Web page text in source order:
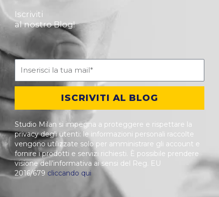
Iscriviti
al nostro Blog!
ISCRIVITI AL BLOG
Studio Milan si impegna a proteggere e rispettare la
privacy degli utenti: le informazioni personali raccolte
vengono utilizzate solo per amministrare gli account e
fornire i prodotti e servizi richiesti. È possibile prendere
visione dell’informativa ai sensi del Reg. EU
2016/679 cliccando qui